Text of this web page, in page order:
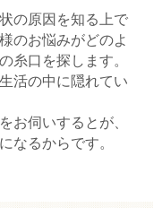
の原因を知る上で
のお悩みがどのよ
糸口を探します。
活の中に隠れてい
お伺いするとが、
なるからです。